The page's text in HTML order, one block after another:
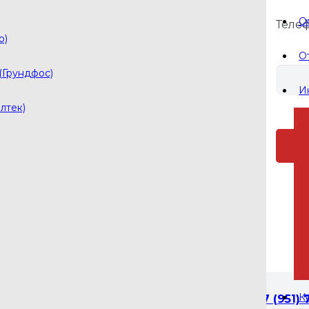
+7 (951)
стали
гидрус из нержавеющей стали
отопления с гидрострелкой Gidruss BM-150-
Gidruss BM-150-11DU (150
мм)
Gidruss BM-150-11DU (150 кВт, 11 контуров G 1'',